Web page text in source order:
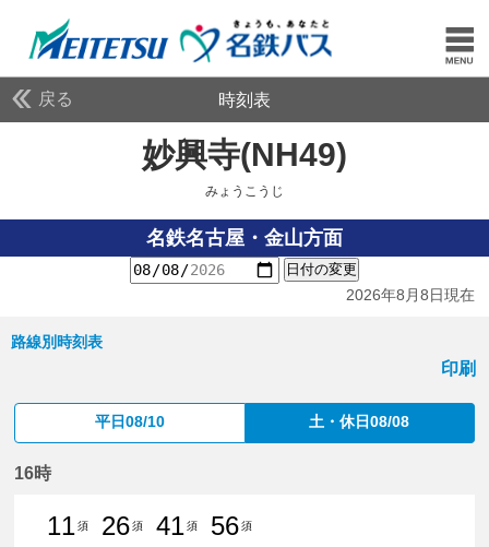
戻る 時刻表
妙興寺(NH49)
みょうこうじ
名鉄名古屋・金山方面
日付の変更
2026年8月8日現在
路線別時刻表
印刷
平日08/10 土・休日08/08
16時
11須
26須
41須
56須